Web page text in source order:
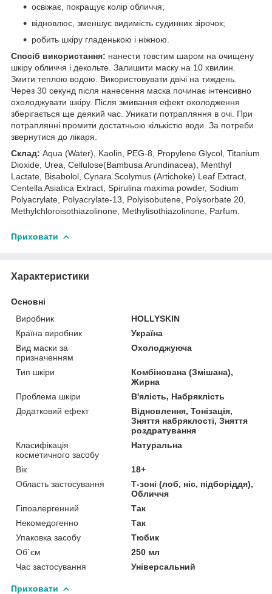
освіжає, покращує колір обличчя;
відновлює, зменшує видимість судинних зірочок;
робить шкіру гладенькою і ніжною.
Спосіб використання: нанести товстим шаром на очищену
шкіру обличчя і декольте. Залишити маску на 10 хвилин.
Змити теплою водою. Використовувати двічі на тиждень.
Через 30 секунд після нанесення маска починає інтенсивно
охолоджувати шкіру. Після змивання ефект охолодження
зберігається ще деякий час. Уникати потрапляння в очі. При
потраплянні промити достатньою кількістю води. За потреби
звернутися до лікаря.
Склад: Aqua (Water), Kaolin, PEG-8, Propylene Glycol, Titanium
Dioxide, Urea, Cellulose(Bambusa Arundinacea), Menthyl
Lactate, Bisabolol, Cynara Scolymus (Artichoke) Leaf Extract,
Centella Asiatica Extract, Spirulina maxima powder, Sodium
Polyacrylate, Polyacrylate-13, Polyisobutene, Polysorbate 20,
Methylchloroisothiazolinone, Methylisothiazolinone, Parfum.
Приховати
Характеристики
Основні
Виробник
HOLLYSKIN
Країна виробник
Україна
Вид маски за
призначенням
Охолоджуюча
Тип шкіри
Комбінована (Змішана),
Жирна
Проблема шкіри
В'ялість, Набряклість
Додатковий ефект
Відновлення, Тонізація,
Зняття набряклості, Зняття
роздратування
Класифікація
косметичного засобу
Натуральна
Вік
18+
Область застосування
Т-зоні (лоб, ніс, підборіддя),
Обличчя
Гіпоалергенний
Так
Некомедогенно
Так
Упаковка засобу
Тюбик
Об`єм
250 мл
Час застосування
Універсальний
Приховати